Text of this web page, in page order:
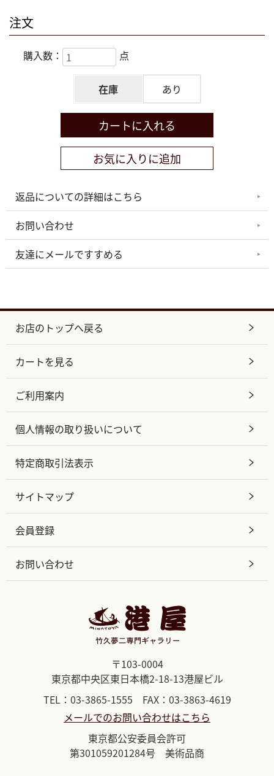
注文
購入数： 点
在庫 あり
返品についての詳細はこちら
お問い合わせ
友達にメールですすめる
お店のトップへ戻る
カートを見る
ご利用案内
個人情報の取り扱いについて
特定商取引法表示
サイトマップ
会員登録
お問い合わせ
〒103-0004
東京都中央区東日本橋2-18-13港屋ビル
TEL：03-3865-1555 FAX：03-3863-4619
メールでのお問い合わせはこちら
東京都公安委員会許可
第301059201284号 美術品商